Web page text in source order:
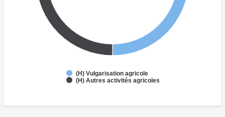
(H) Vulgarisation agricole
(H) Autres activités agricoles